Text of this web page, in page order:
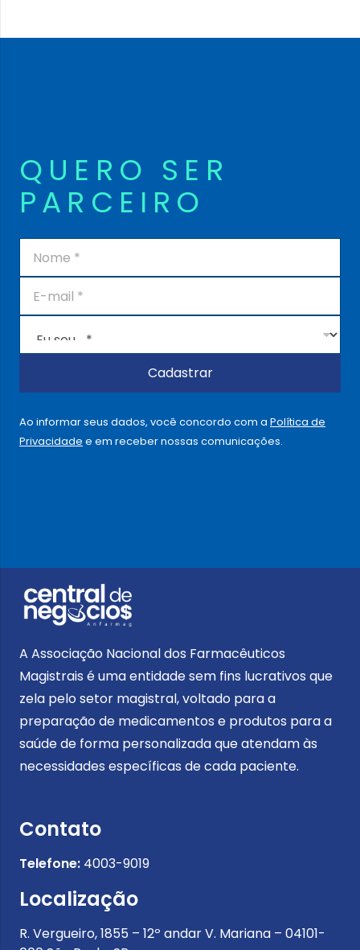
QUERO SER
PARCEIRO
N
m
E
m
l
E
s
.
.
.
Cadastrar
Ao informar seus dados, você concordo com a Política de
Privacidade e em receber nossas comunicações.
A Associação Nacional dos Farmacêuticos
Magistrais é uma entidade sem fins lucrativos que
zela pelo setor magistral, voltado para a
preparação de medicamentos e produtos para a
saúde de forma personalizada que atendam às
necessidades específicas de cada paciente.
Contato
Telefone: 4003-9019
Localização
R. Vergueiro, 1855 – 12º andar V. Mariana – 04101-